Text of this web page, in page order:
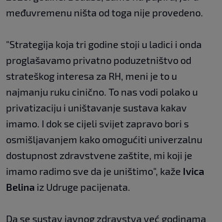
međuvremenu ništa od toga nije provedeno.
"Strategija koja tri godine stoji u ladici i onda
proglašavamo privatno poduzetništvo od
strateškog interesa za RH, meni je to u
najmanju ruku cinično. To nas vodi polako u
privatizaciju i uništavanje sustava kakav
imamo. I dok se cijeli svijet zapravo bori s
osmišljavanjem kako omogućiti univerzalnu
dostupnost zdravstvene zaštite, mi koji je
imamo radimo sve da je uništimo", kaže Ivica
Belina iz Udruge pacijenata.
Da se sustav javnog zdravstva već godinama